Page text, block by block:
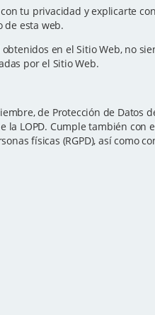
tu privacidad y explicarte
esta web.
en el Sitio Web, no
por el Sitio Web.
de Protección de Datos
LOPD. Cumple también con
físicas (RGPD), así como